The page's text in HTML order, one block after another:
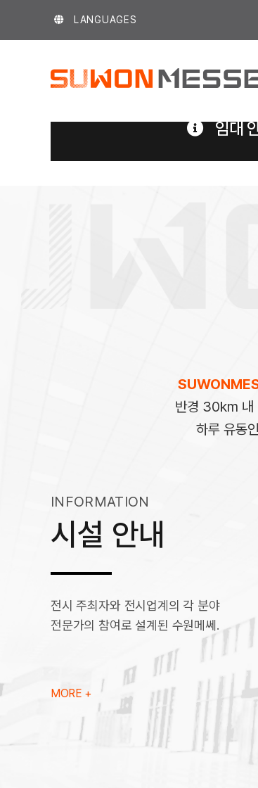
LANGUAGES
임대
반경 30km 내
하루 유동
INFORMATION
시설 안내
전시 주최자와 전시업계의 각 분야
전문가의 참여로 설계된 수원메쎄.
MORE +
전시홀